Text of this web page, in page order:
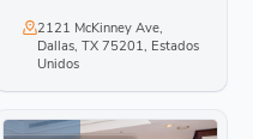
2121 McKinney Ave,
Dallas, TX 75201, Estados
Unidos